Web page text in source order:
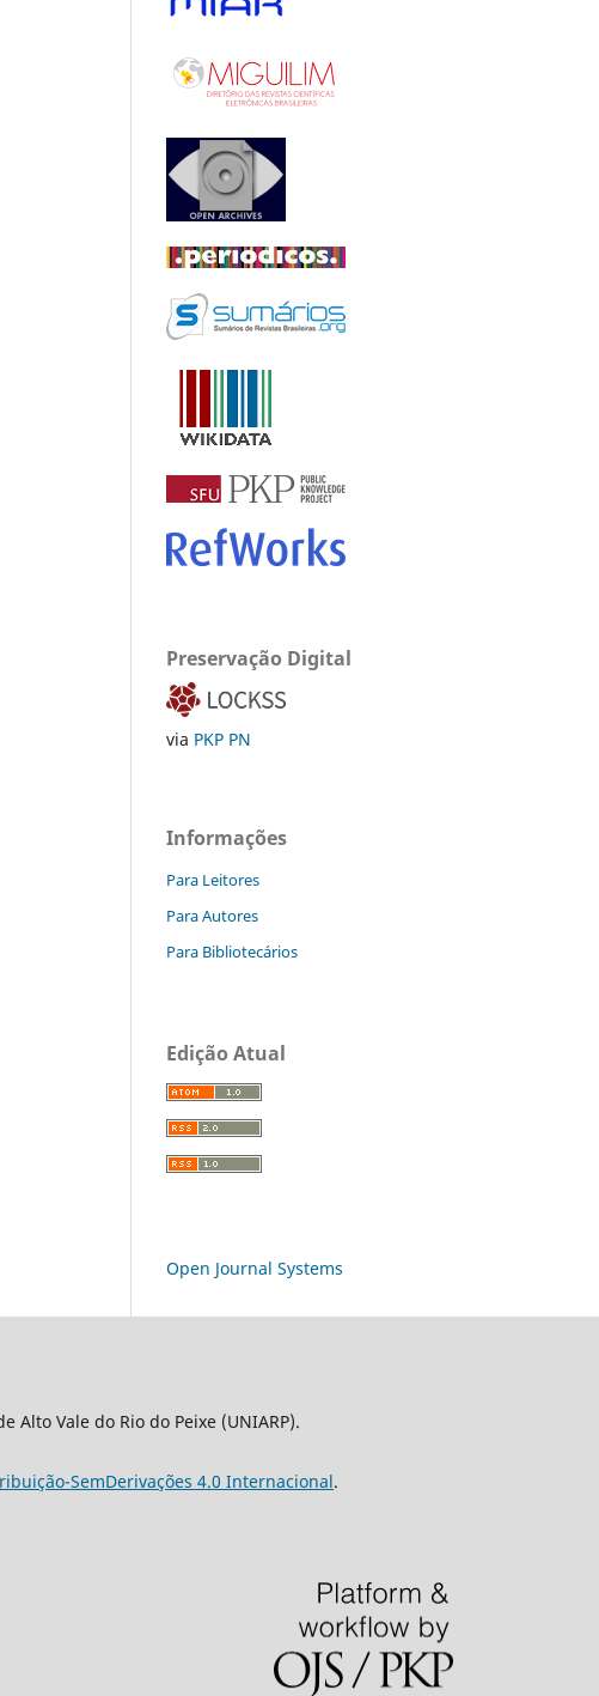
Preservação Digital
via PKP PN
Informações
Para Leitores
Para Autores
Para Bibliotecários
Edição Atual
Open Journal Systems
Alto Vale do Rio do Peixe (UNIARP).
SemDerivações 4.0 Internacional.